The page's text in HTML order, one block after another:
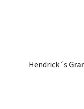
Hendrick´s